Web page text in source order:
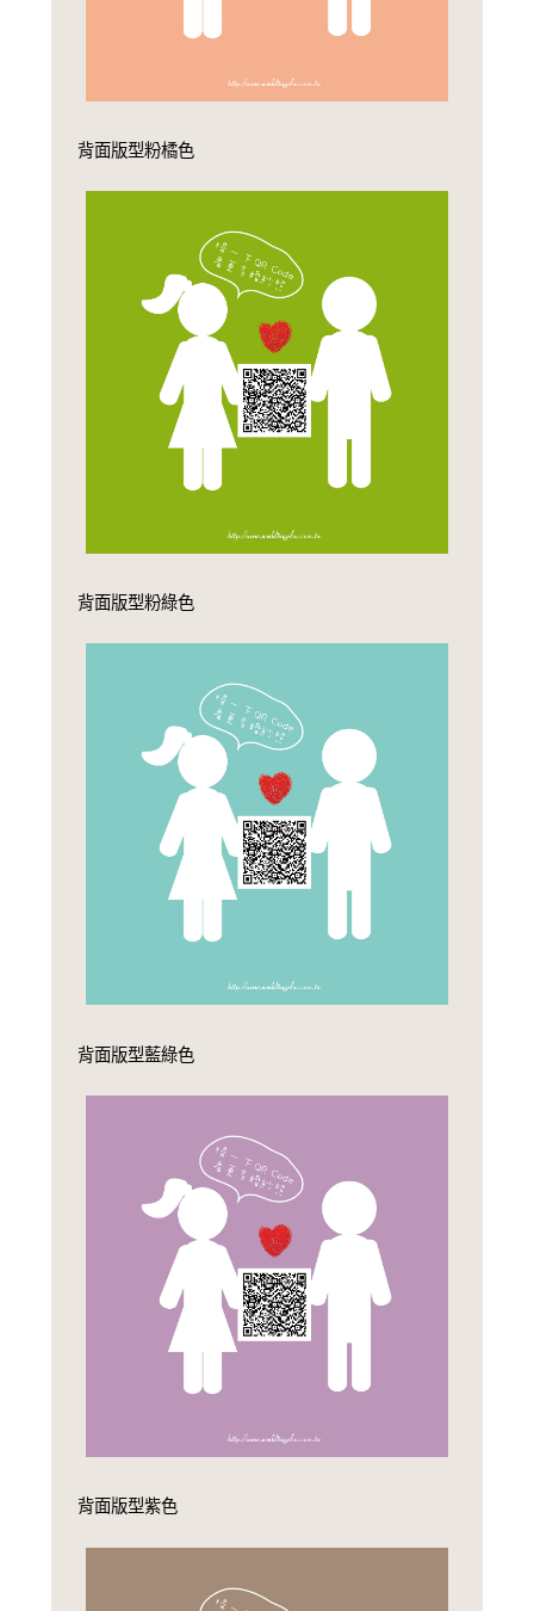
背面版型粉橘色
背面版型粉綠色
背面版型藍綠色
背面版型紫色